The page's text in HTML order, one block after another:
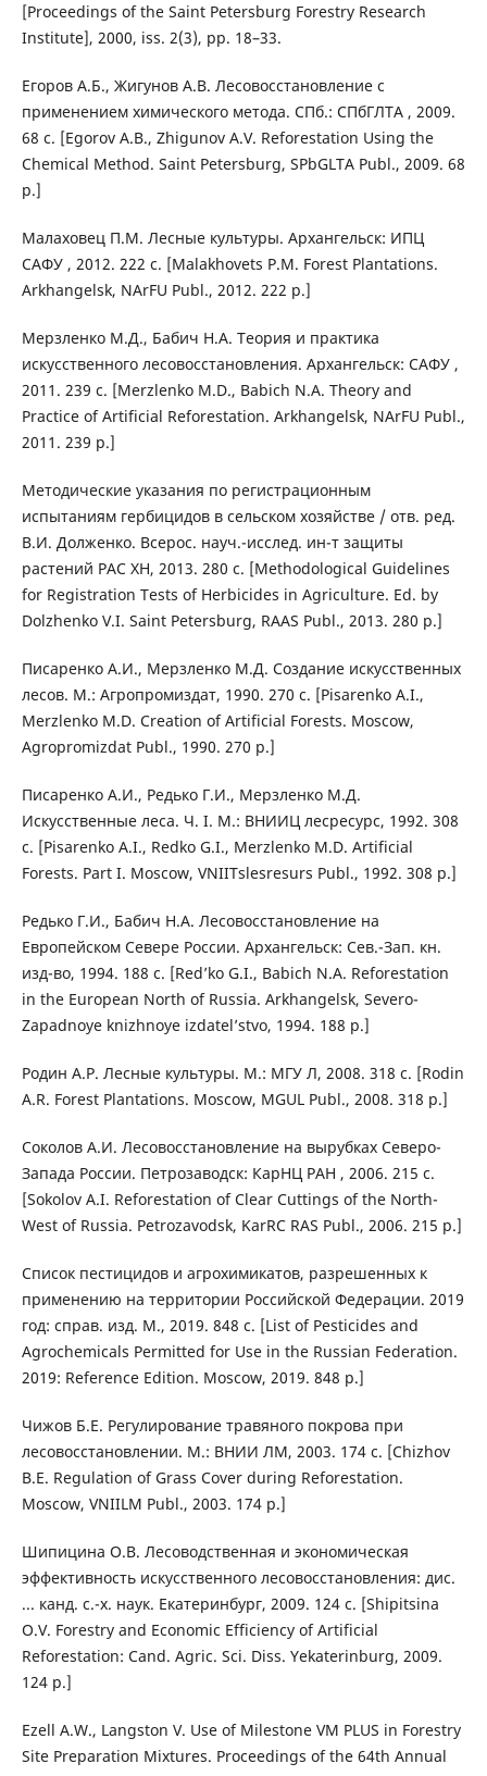
[Proceedings of the Saint Petersburg Forestry Research
Institute], 2000, iss. 2(3), pp. 18–33.
Егоров А.Б., Жигунов А.В. Лесовосстановление с
применением химического метода. СПб.: СПбГЛТА , 2009.
68 с. [Egorov A.B., Zhigunov A.V. Reforestation Using the
Chemical Method. Saint Petersburg, SPbGLTA Publ., 2009. 68
p.]
Малаховец П.М. Лесные культуры. Архангельск: ИПЦ
САФУ , 2012. 222 с. [Malakhovets P.M. Forest Plantations.
Arkhangelsk, NArFU Publ., 2012. 222 p.]
Мерзленко М.Д., Бабич Н.А. Теория и практика
искусственного лесовосстановления. Архангельск: САФУ ,
2011. 239 с. [Merzlenko M.D., Babich N.A. Theory and
Practice of Artificial Reforestation. Arkhangelsk, NArFU Publ.,
2011. 239 p.]
Методические указания по регистрационным
испытаниям гербицидов в сельском хозяйстве / отв. ред.
В.И. Долженко. Всерос. науч.-исслед. ин-т защиты
растений РАС ХН, 2013. 280 с. [Methodological Guidelines
for Registration Tests of Herbicides in Agriculture. Ed. by
Dolzhenko V.I. Saint Petersburg, RAAS Publ., 2013. 280 p.]
Писаренко А.И., Мерзленко М.Д. Создание искусственных
лесов. М.: Агропромиздат, 1990. 270 с. [Pisarenko A.I.,
Merzlenko M.D. Creation of Artificial Forests. Moscow,
Agropromizdat Publ., 1990. 270 p.]
Писаренко А.И., Редько Г.И., Мерзленко М.Д.
Искусственные леса. Ч. I. М.: ВНИИЦ лесресурс, 1992. 308
с. [Pisarenko A.I., Redko G.I., Merzlenko M.D. Artificial
Forests. Part I. Moscow, VNIITslesresurs Publ., 1992. 308 p.]
Редько Г.И., Бабич Н.А. Лесовосстановление на
Европейском Севере России. Архангельск: Сев.-Зап. кн.
изд-во, 1994. 188 с. [Red’ko G.I., Babich N.A. Reforestation
in the European North of Russia. Arkhangelsk, Severo-
Zapadnoye knizhnoye izdatel’stvo, 1994. 188 p.]
Родин А.Р. Лесные культуры. М.: МГУ Л, 2008. 318 с. [Rodin
A.R. Forest Plantations. Moscow, MGUL Publ., 2008. 318 p.]
Соколов А.И. Лесовосстановление на вырубках Северо-
Запада России. Петрозаводск: КарНЦ РАН , 2006. 215 с.
[Sokolov A.I. Reforestation of Clear Cuttings of the North-
West of Russia. Petrozavodsk, KarRC RAS Publ., 2006. 215 p.]
Список пестицидов и агрохимикатов, разрешенных к
применению на территории Российской Федерации. 2019
год: справ. изд. М., 2019. 848 с. [List of Pesticides and
Agrochemicals Permitted for Use in the Russian Federation.
2019: Reference Edition. Moscow, 2019. 848 p.]
Чижов Б.Е. Регулирование травяного покрова при
лесовосстановлении. М.: ВНИИ ЛМ, 2003. 174 с. [Chizhov
B.E. Regulation of Grass Cover during Reforestation.
Moscow, VNIILM Publ., 2003. 174 p.]
Шипицина О.В. Лесоводственная и экономическая
эффективность искусственного лесовосстановления: дис.
... канд. с.-х. наук. Екатеринбург, 2009. 124 c. [Shipitsina
O.V. Forestry and Economic Efficiency of Artificial
Reforestation: Cand. Agric. Sci. Diss. Yekaterinburg, 2009.
124 p.]
Ezell A.W., Langston V. Use of Milestone VM PLUS in Forestry
Site Preparation Mixtures. Proceedings of the 64th Annual